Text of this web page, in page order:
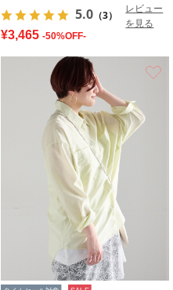
5.0 （3）
レビュー
を見る
¥3,465 -50%OFF-